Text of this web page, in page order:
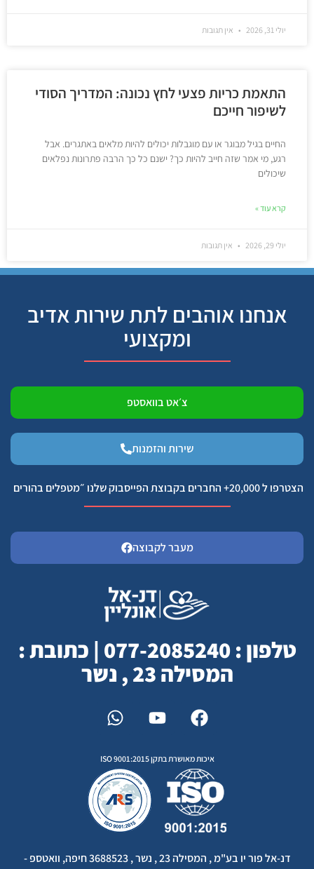
יולי 31, 2026 אין תגובות
התאמת כריות פצעי לחץ נכונה: המדריך הסודי
לשיפור חייכם
החיים בגיל מבוגר או עם מוגבלות יכולים להיות מלאים באתגרים. אבל
רגע, מי אמר שזה חייב להיות כך? ישנם כל כך הרבה פתרונות נפלאים
שיכולים
קרא עוד »
יולי 29, 2026 אין תגובות
אנחנו אוהבים לתת שירות אדיב
ומקצועי
צ׳אט בוואסטפ
שירות והזמנות
הצטרפו ל 20,000+ החברים בקבוצת הפייסבוק שלנו ״מטפלים בהורים
מעבר לקבוצה
טלפון : 077-2085240 | כתובת :
המסילה 23 , נשר
איכות מאושרת בתקן ISO 9001:2015
דנ-אל פור יו בע"מ , המסילה 23 , נשר , 3688523 חיפה, וואטספ -